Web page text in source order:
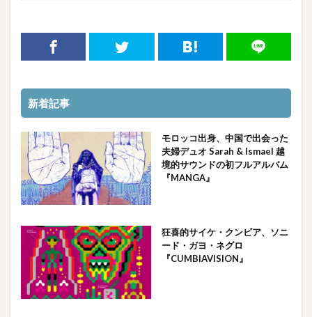
新着記事
モロッコ出身、中国で出会った
夫婦デュオ Sarah & Ismael 越
境的サウンドの初フルアルバム
『MANGA』
狂喜的サイケ・クンビア、ソニ
ード・ガヨ・ネグロ
『CUMBIAVISION』